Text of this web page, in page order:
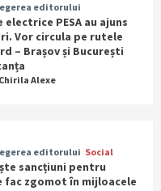
editorului
electrice PESA au ajuns
Vor circula pe rutele
– Brașov și București
Chirila Alexe
editorului Social
sancțiuni pentru
fac zgomot în mijloacele